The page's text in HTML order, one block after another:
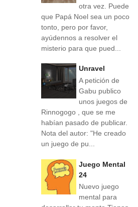
otra vez. Puede
que Papá Noel sea un poco
tonto, pero por favor,
ayúdennos a resolver el
misterio para que pued...
Unravel
A petición de
Gabu publico
unos juegos de
Rinnogogo , que se me
habían pasado de publicar.
Nota del autor: "He creado
un juego de pu...
Juego Mental
24
Nuevo juego
mental para